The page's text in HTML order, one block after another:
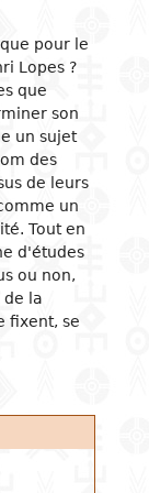
pour le
Lopes ?
que
son
un sujet
des
de leurs
un
Tout en
d'études
ou non,
la
fixent, se